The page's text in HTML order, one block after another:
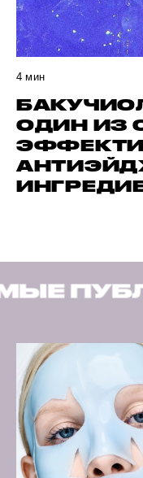
4 мин
ОДИН ИЗ